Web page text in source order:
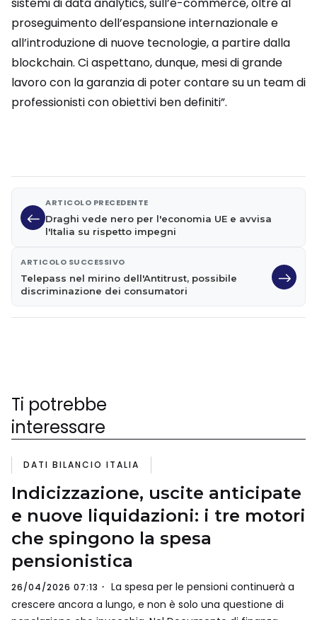
proseguimento dell’espansione internazionale e
all’introduzione di nuove tecnologie, a partire dalla
blockchain. Ci aspettano, dunque, mesi di grande
lavoro con la garanzia di poter contare su un team di
professionisti con obiettivi ben definiti”.
ARTICOLO PRECEDENTE
Draghi vede nero per l'economia UE e avvisa
l'Italia su rispetto impegni
ARTICOLO SUCCESSIVO
Telepass nel mirino dell'Antitrust, possibile
discriminazione dei consumatori
Ti potrebbe
interessare
DATI BILANCIO ITALIA
Indicizzazione, uscite anticipate
e nuove liquidazioni: i tre motori
che spingono la spesa
pensionistica
26/04/2026 07:13
La spesa per le pensioni continuerà a
crescere ancora a lungo, e non è solo una questione di